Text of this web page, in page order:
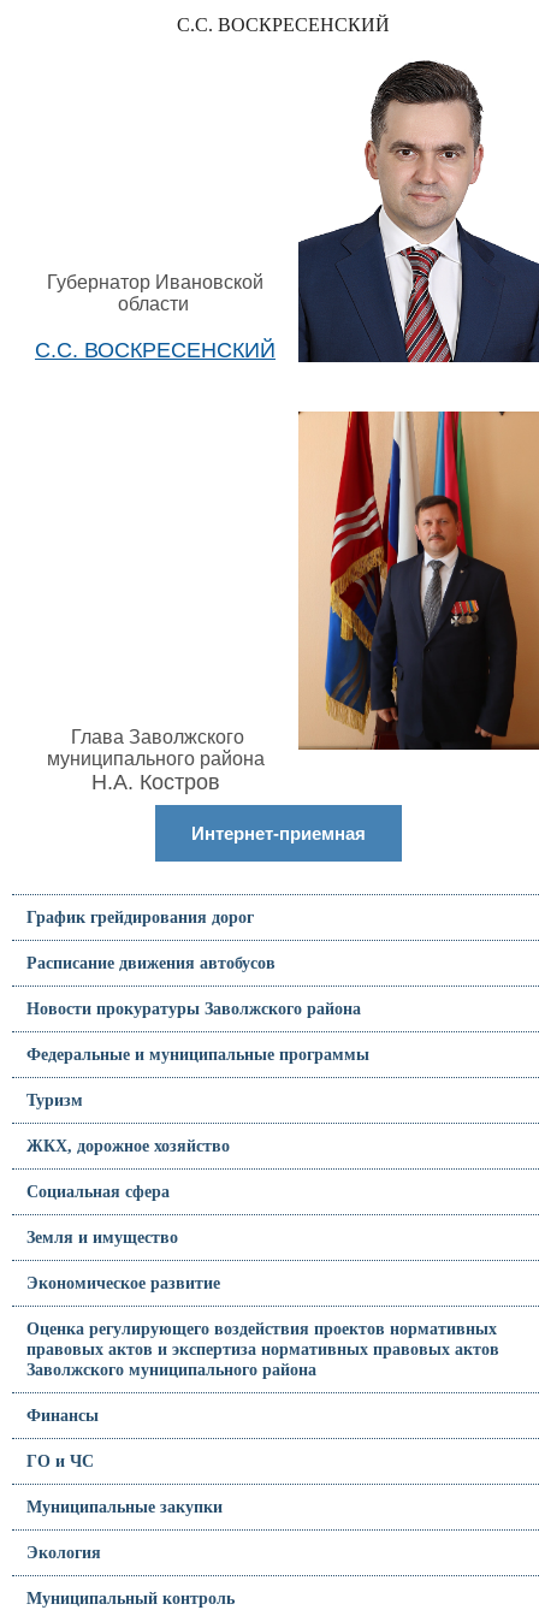
С.С. ВОСКРЕСЕНСКИЙ
Губернатор Ивановской
области
С.С. ВОСКРЕСЕНСКИЙ
Глава Заволжского
муниципального района
Н.А. Костров
Интернет-приемная
График грейдирования дорог
Расписание движения автобусов
Новости прокуратуры Заволжского района
Федеральные и муниципальные программы
Туризм
ЖКХ, дорожное хозяйство
Социальная сфера
Земля и имущество
Экономическое развитие
Оценка регулирующего воздействия проектов нормативных
правовых актов и экспертиза нормативных правовых актов
Заволжского муниципального района
Финансы
ГО и ЧС
Муниципальные закупки
Экология
Муниципальный контроль